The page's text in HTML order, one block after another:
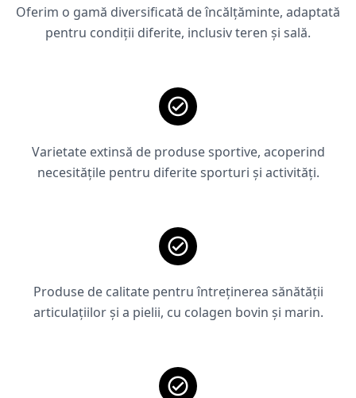
Oferim o gamă diversificată de încălțăminte, adaptată
pentru condiții diferite, inclusiv teren și sală.
Varietate extinsă de produse sportive, acoperind
necesitățile pentru diferite sporturi și activități.
Produse de calitate pentru întreținerea sănătății
articulațiilor și a pielii, cu colagen bovin și marin.